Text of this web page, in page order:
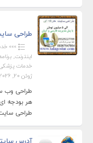
طراحی
»»»
اینترنت,
خدمات
ژوئن 20, 2026
طراحی وب
هر بودجه
طراحی